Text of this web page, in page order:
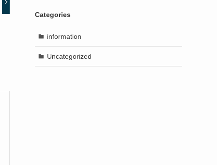
Categories
information
Uncategorized